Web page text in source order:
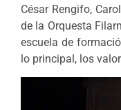
César Rengifo,
de la Orquesta
escuela de
lo principal, los